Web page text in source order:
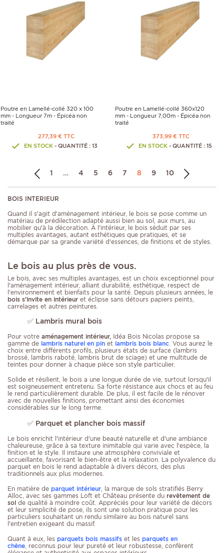
Poutre en Lamellé-collé 320 x 100
mm - Longueur 7m - Épicéa non
traité
277,39 € TTC
EN STOCK - QUANTITÉ : 13
Poutre en Lamellé-collé 360x120
mm - Longueur 7,00m - Épicéa non
traité
373,99 € TTC
EN STOCK - QUANTITÉ : 15
1 … 4 5 6 7 8 9 10
BOIS INTERIEUR
Quand il s'agit d'aménagement intérieur, le bois se pose comme un
matériau de prédilection adapté aussi bien au sol, aux murs, au
mobilier qu'à la décoration. À l'intérieur, le bois séduit par ses
multiples avantages, autant esthétiques que pratiques, et se
démarque par sa grande variété d'essences, de finitions et de styles.
Le bois au plus près de vous.
Le bois, avec ses multiples avantages, est un choix exceptionnel pour
l'aménagement intérieur, alliant durabilité, esthétique, respect de
l'environnement et bienfaits pour la santé. Depuis plusieurs années, le
bois s'invite en intérieur et éclipse sans détours papiers peints,
carrelages et autres peintures.
✅ Lambris mural bois
Pour votre aménagement intérieur, Idéa Bois Nicolas propose sa
gamme de lambris naturel en pin et lambris bois blanc . Vous aurez le
choix entre différents profils, plusieurs états de surface (lambris
brossé, lambris raboté, lambris brut de sciage) et une multitude de
teintes pour donner à chaque pièce son style particulier.
Solide et résilient, le bois a une longue durée de vie, surtout lorsqu'il
est soigneusement entretenu. Sa forte résistance aux chocs et au feu
le rend particulièrement durable. De plus, il est facile de le rénover
avec de nouvelles finitions, promettant ainsi des économies
considérables sur le long terme.
✅ Parquet et plancher bois massif
Le bois enrichit l'intérieur d'une beauté naturelle et d'une ambiance
chaleureuse, grâce à sa texture inimitable qui varie avec l'espèce, la
finition et le style. Il instaure une atmosphère conviviale et
accueillante, favorisant le bien-être et la relaxation. La polyvalence du
parquet en bois le rend adaptable à divers décors, des plus
traditionnels aux plus modernes.
En matière de parquet intérieur , la marque de sols stratifiés Berry
Alloc, avec ses gammes Loft et Château présente du revêtement de
sol de qualité à moindre coût. Appréciés pour leur variété de décors
et leur simplicité de pose, ils sont une solution pratique pour les
particuliers souhaitant un rendu similaire au bois naturel sans
l'entretien exigeant du massif.
Quant à eux, les parquets bois massifs et les parquets en
chêne , reconnus pour leur pureté et leur robustesse, confèrent